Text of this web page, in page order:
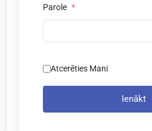
Parole *
Atcerēties Mani
Ienākt